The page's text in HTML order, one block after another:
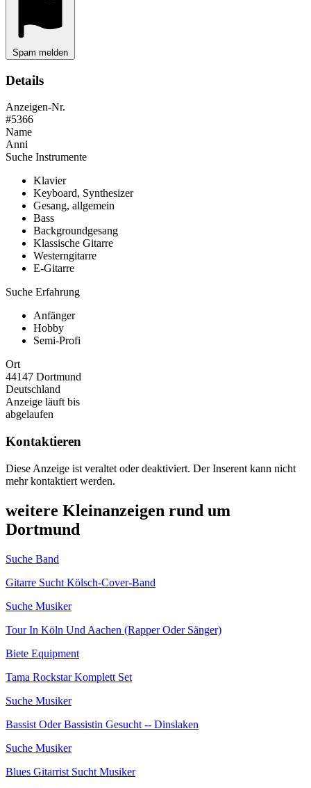
Spam melden
Details
Anzeigen-Nr.
#5366
Name
Anni
Suche Instrumente
Klavier
Keyboard, Synthesizer
Gesang, allgemein
Bass
Backgroundgesang
Klassische Gitarre
Westerngitarre
E-Gitarre
Suche Erfahrung
Anfänger
Hobby
Semi-Profi
Ort
44147 Dortmund
Deutschland
Anzeige läuft bis
abgelaufen
Kontaktieren
Diese Anzeige ist veraltet oder deaktiviert. Der Inserent kann nicht
mehr kontaktiert werden.
weitere Kleinanzeigen rund um
Dortmund
Suche Band
Gitarre Sucht Kölsch-Cover-Band
Suche Musiker
Tour In Köln Und Aachen (Rapper Oder Sänger)
Biete Equipment
Tama Rockstar Komplett Set
Suche Musiker
Bassist Oder Bassistin Gesucht -- Dinslaken
Suche Musiker
Blues Gitarrist Sucht Musiker